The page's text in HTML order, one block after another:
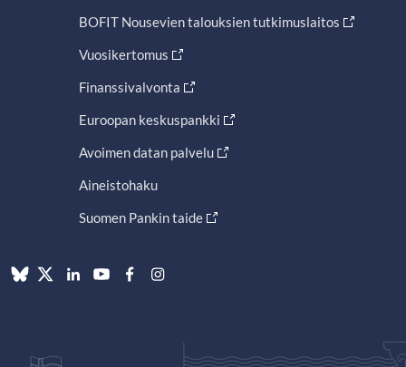
BOFIT Nousevien talouksien tutkimuslaitos
Vuosikertomus
Finanssivalvonta
Euroopan keskuspankki
Avoimen datan palvelu
Aineistohaku
Suomen Pankin taide